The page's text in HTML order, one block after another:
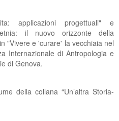
applicazioni progettuali" e
il nuovo orizzonte della
"Vivere e 'curare' la vecchiaia nel
Internazionale di Antropologia e
di Genova.
della collana “Un’altra Storia-